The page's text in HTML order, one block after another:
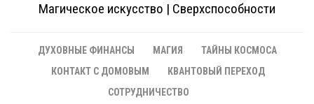
Магическое искусство | Сверхспособности
ДУХОВНЫЕ ФИНАНСЫ МАГИЯ
ТАЙНЫ КОСМОСА
КОНТАКТ С ДОМОВЫМ
КВАНТОВЫЙ ПЕРЕХОД
СОТРУДНИЧЕСТВО